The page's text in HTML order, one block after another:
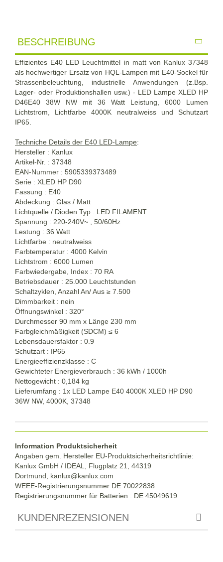
BESCHREIBUNG
Effizientes E40 LED Leuchtmittel in matt von Kanlux 37348
als hochwertiger Ersatz von HQL-Lampen mit E40-Sockel für
Strassenbeleuchtung, industrielle Anwendungen (z.Bsp.
Lager- oder Produktionshallen usw.) - LED Lampe XLED HP
D46E40 38W NW mit 36 Watt Leistung, 6000 Lumen
Lichtstrom, Lichtfarbe 4000K neutralweiss und Schutzart
IP65.
Techniche Details der E40 LED-Lampe:
Hersteller : Kanlux
Artikel-Nr. : 37348
EAN-Nummer : 5905339373489
Serie : XLED HP D90
Fassung : E40
Abdeckung : Glas / Matt
Lichtquelle / Dioden Typ : LED FILAMENT
Spannung : 220-240V~ , 50/60Hz
Lestung : 36 Watt
Lichtfarbe : neutralweiss
Farbtemperatur : 4000 Kelvin
Lichtstrom : 6000 Lumen
Farbwiedergabe, Index : 70 RA
Betriebsdauer : 25.000 Leuchtstunden
Schaltzyklen, Anzahl An/ Aus ≥ 7.500
Dimmbarkeit : nein
Öffnungswinkel : 320°
Durchmesser 90 mm x Länge 230 mm
Farbgleichmäßigkeit (SDCM) ≤ 6
Lebensdauersfaktor : 0.9
Schutzart : IP65
Energieeffizienzklasse : C
Gewichteter Energieverbrauch : 36 kWh / 1000h
Nettogewicht : 0,184 kg
Lieferumfang : 1x LED Lampe E40 4000K XLED HP D90
36W NW, 4000K, 37348
Information Produktsicherheit
Angaben gem. Hersteller EU-Produktsicherheitsrichtlinie:
Kanlux GmbH / IDEAL, Flugplatz 21, 44319
Dortmund, kanlux@kanlux.com
WEEE-Registrierungsnummer DE 70022838
Registrierungsnummer für Batterien : DE 45049619
KUNDENREZENSIONEN